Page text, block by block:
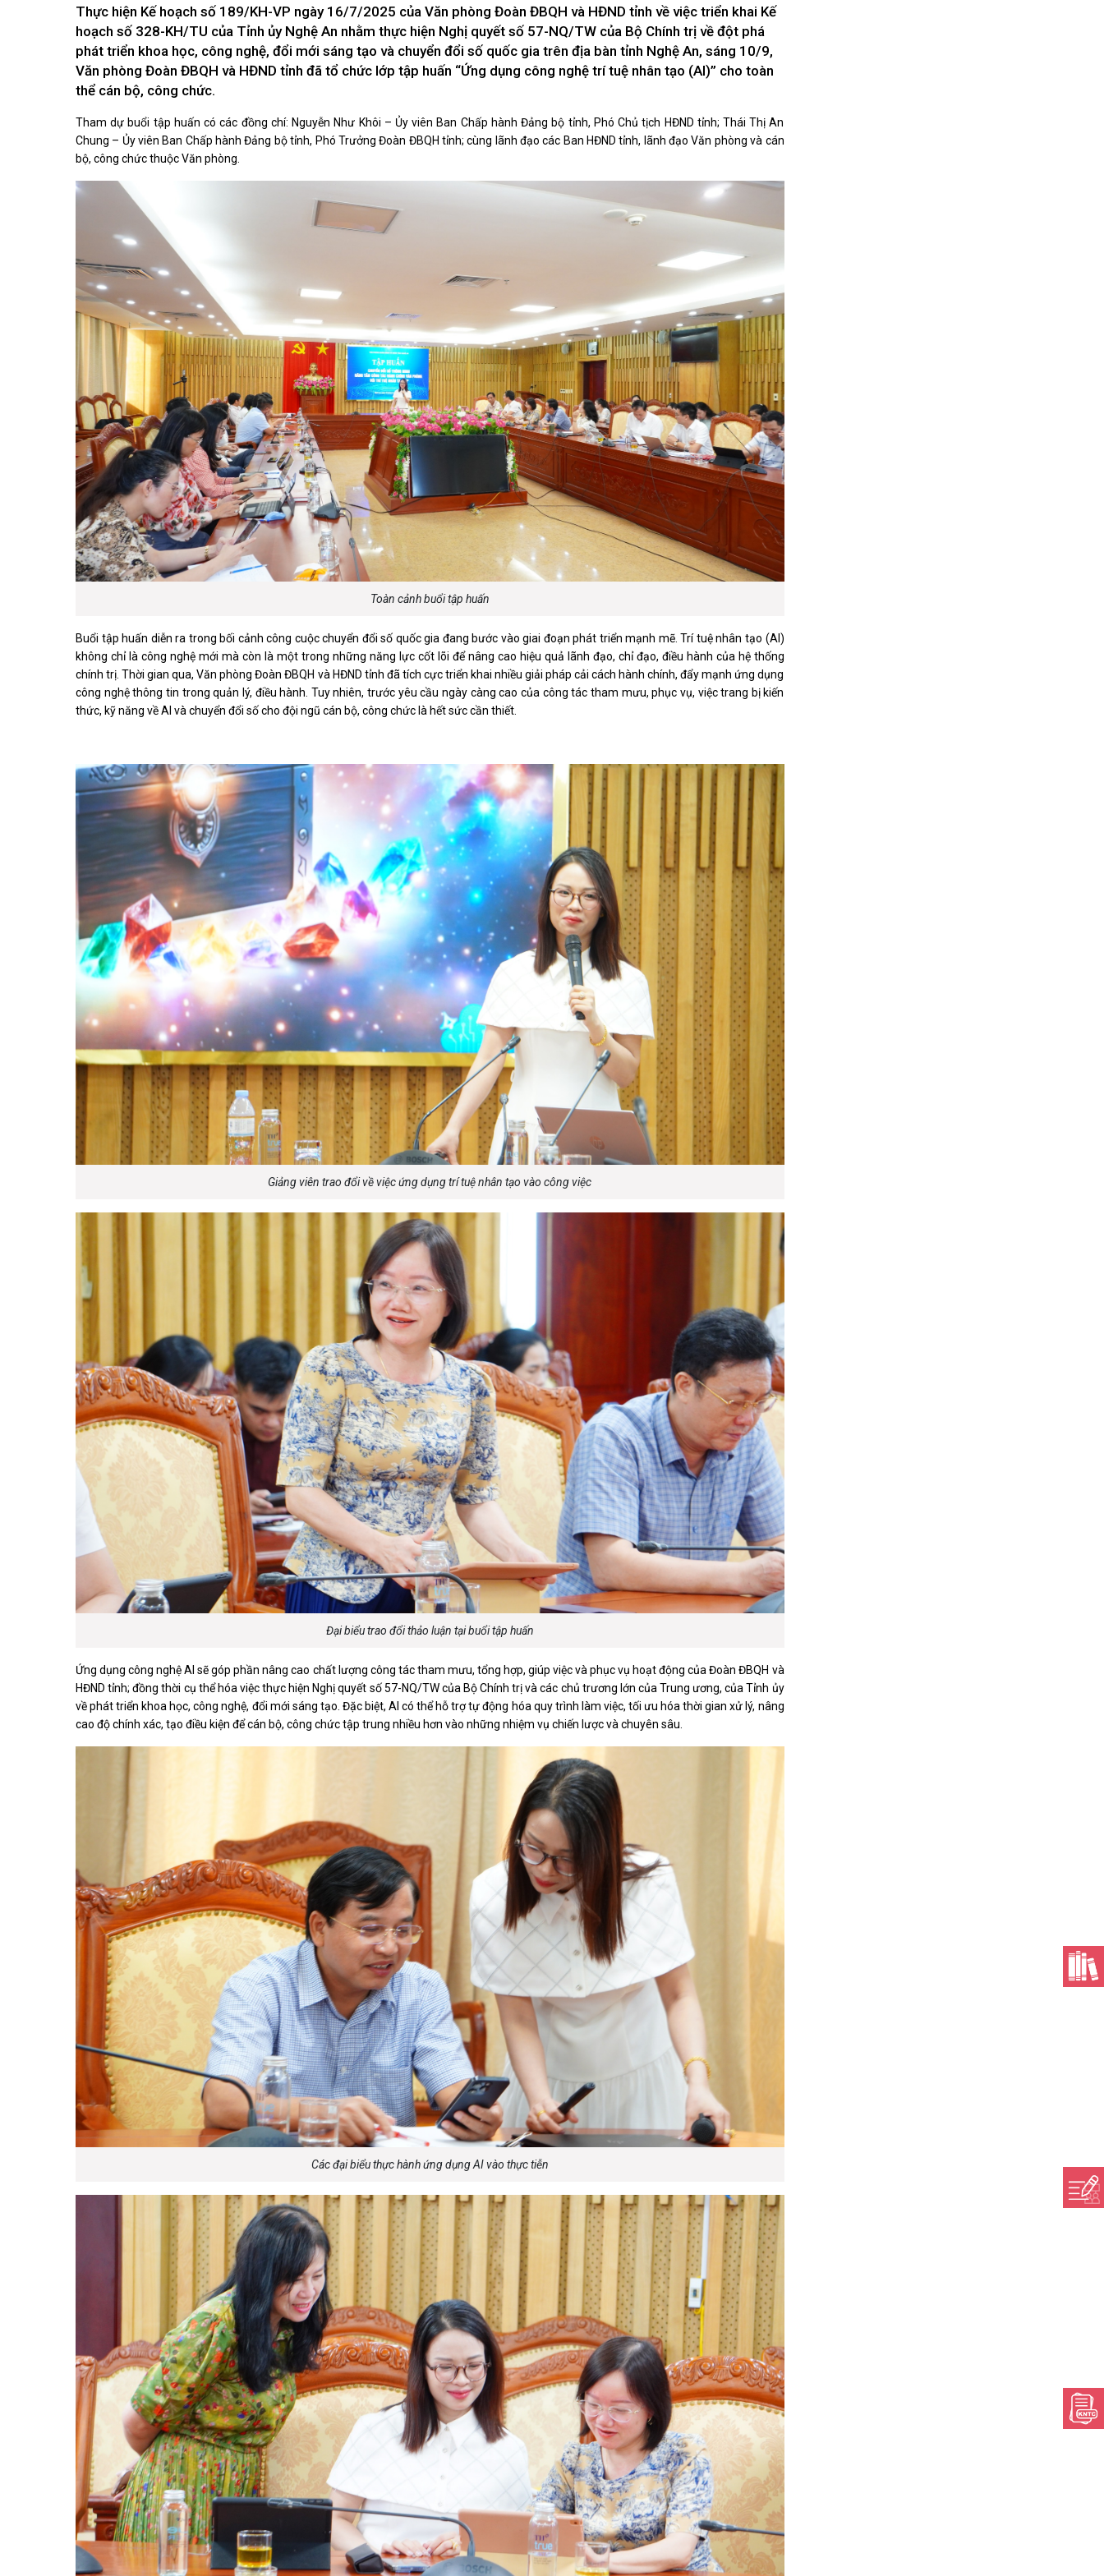
Kiến nghị của cử tri với Đoàn ĐBQH tỉnh
Kiến nghị của cử tri với HĐND tỉnh
Thông báo chuyển đơn
Văn bản tổng hợp trả lời KNCT
Chủ trương, chính sách mới
Góp ý xây dựng Chính Sách, Pháp Luật
Xây dựng nông thôn mới
Nghiên cứu - trao đổi
Kiến giải Nghệ An
Miền di sản xứ Nghệ
Non nước, con người xứ Nghệ
Du lịch miền Tây Nghệ An - tiềm năng và
giải pháp phát triển
Ảnh đẹp xứ Nghệ
Nhìn ra tỉnh bạn, xã bạn
CUỘC SỐNG THƯỜNG NGÀY
Cuộc sống thường ngày
Youtube ĐBND tỉnh Nghệ An
Fanpage ĐBND tỉnh Nghệ An
Cổng thông tin điện tử tỉnh Nghệ An
Cổng thông tin điện tử Quốc hội
Cơ sở dữ liệu quốc gia về văn bản pháp
luật
Báo Đại biểu nhân dân
Thực hiện Kế hoạch số 189/KH-VP ngày 16/7/2025 của Văn phòng Đoàn ĐBQH và HĐND tỉnh về việc triển khai Kế
hoạch số 328-KH/TU của Tỉnh ủy Nghệ An nhằm thực hiện Nghị quyết số 57-NQ/TW của Bộ Chính trị về đột phá
phát triển khoa học, công nghệ, đổi mới sáng tạo và chuyển đổi số quốc gia trên địa bàn tỉnh Nghệ An, sáng 10/9,
Văn phòng Đoàn ĐBQH và HĐND tỉnh đã tổ chức lớp tập huấn “Ứng dụng công nghệ trí tuệ nhân tạo (AI)” cho toàn
thể cán bộ, công chức.
Tham dự buổi tập huấn có các đồng chí: Nguyễn Như Khôi – Ủy viên Ban Chấp hành Đảng bộ tỉnh, Phó Chủ tịch HĐND tỉnh; Thái Thị An
Chung – Ủy viên Ban Chấp hành Đảng bộ tỉnh, Phó Trưởng Đoàn ĐBQH tỉnh; cùng lãnh đạo các Ban HĐND tỉnh, lãnh đạo Văn phòng và cán
bộ, công chức thuộc Văn phòng.
Toàn cảnh buổi tập huấn
Buổi tập huấn diễn ra trong bối cảnh công cuộc chuyển đổi số quốc gia đang bước vào giai đoạn phát triển mạnh mẽ. Trí tuệ nhân tạo (AI)
không chỉ là công nghệ mới mà còn là một trong những năng lực cốt lõi để nâng cao hiệu quả lãnh đạo, chỉ đạo, điều hành của hệ thống
chính trị. Thời gian qua, Văn phòng Đoàn ĐBQH và HĐND tỉnh đã tích cực triển khai nhiều giải pháp cải cách hành chính, đẩy mạnh ứng dụng
công nghệ thông tin trong quản lý, điều hành. Tuy nhiên, trước yêu cầu ngày càng cao của công tác tham mưu, phục vụ, việc trang bị kiến
thức, kỹ năng về AI và chuyển đổi số cho đội ngũ cán bộ, công chức là hết sức cần thiết.
Giảng viên trao đổi về việc ứng dụng trí tuệ nhân tạo vào công việc
Đại biểu trao đổi thảo luận tại buổi tập huấn
Ứng dụng công nghệ AI sẽ góp phần nâng cao chất lượng công tác tham mưu, tổng hợp, giúp việc và phục vụ hoạt động của Đoàn ĐBQH và
HĐND tỉnh; đồng thời cụ thể hóa việc thực hiện Nghị quyết số 57-NQ/TW của Bộ Chính trị và các chủ trương lớn của Trung ương, của Tỉnh ủy
về phát triển khoa học, công nghệ, đổi mới sáng tạo. Đặc biệt, AI có thể hỗ trợ tự động hóa quy trình làm việc, tối ưu hóa thời gian xử lý, nâng
cao độ chính xác, tạo điều kiện để cán bộ, công chức tập trung nhiều hơn vào những nhiệm vụ chiến lược và chuyên sâu.
Các đại biểu thực hành ứng dụng AI vào thực tiễn